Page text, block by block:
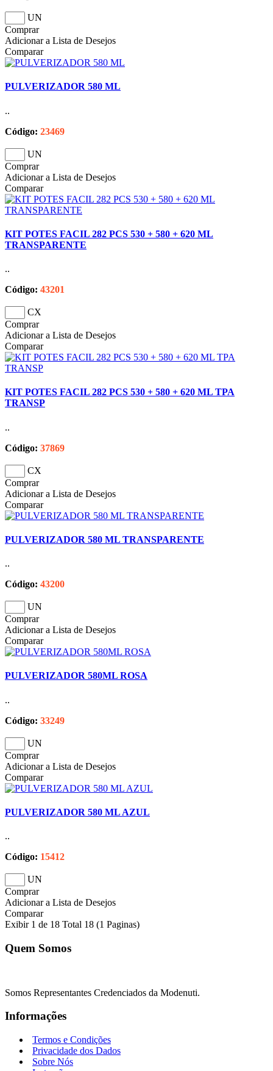
UN
Comprar
Adicionar a Lista de Desejos
Comparar
PULVERIZADOR 580 ML
..
Código: 23469
UN
Comprar
Adicionar a Lista de Desejos
Comparar
KIT POTES FACIL 282 PCS 530 + 580 + 620 ML
TRANSPARENTE
..
Código: 43201
CX
Comprar
Adicionar a Lista de Desejos
Comparar
KIT POTES FACIL 282 PCS 530 + 580 + 620 ML TPA
TRANSP
..
Código: 37869
CX
Comprar
Adicionar a Lista de Desejos
Comparar
PULVERIZADOR 580 ML TRANSPARENTE
..
Código: 43200
UN
Comprar
Adicionar a Lista de Desejos
Comparar
PULVERIZADOR 580ML ROSA
..
Código: 33249
UN
Comprar
Adicionar a Lista de Desejos
Comparar
PULVERIZADOR 580 ML AZUL
..
Código: 15412
UN
Comprar
Adicionar a Lista de Desejos
Comparar
Exibir 1 de 18 Total 18 (1 Paginas)
Quem Somos
Somos Representantes Credenciados da Modenuti.
Informações
Termos e Condições
Privacidade dos Dados
Sobre Nós